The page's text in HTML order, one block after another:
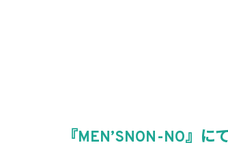
『MEN’SNON-NO』